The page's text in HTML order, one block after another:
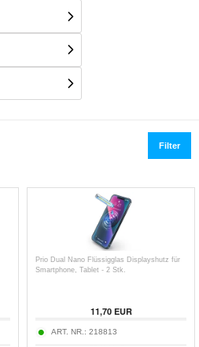
Filter
Prio Dual Nano Flüssigglas Displayshutz für
Smartphone, Tablet - 2 Stk.
11,70EUR
ART. NR.: 218813